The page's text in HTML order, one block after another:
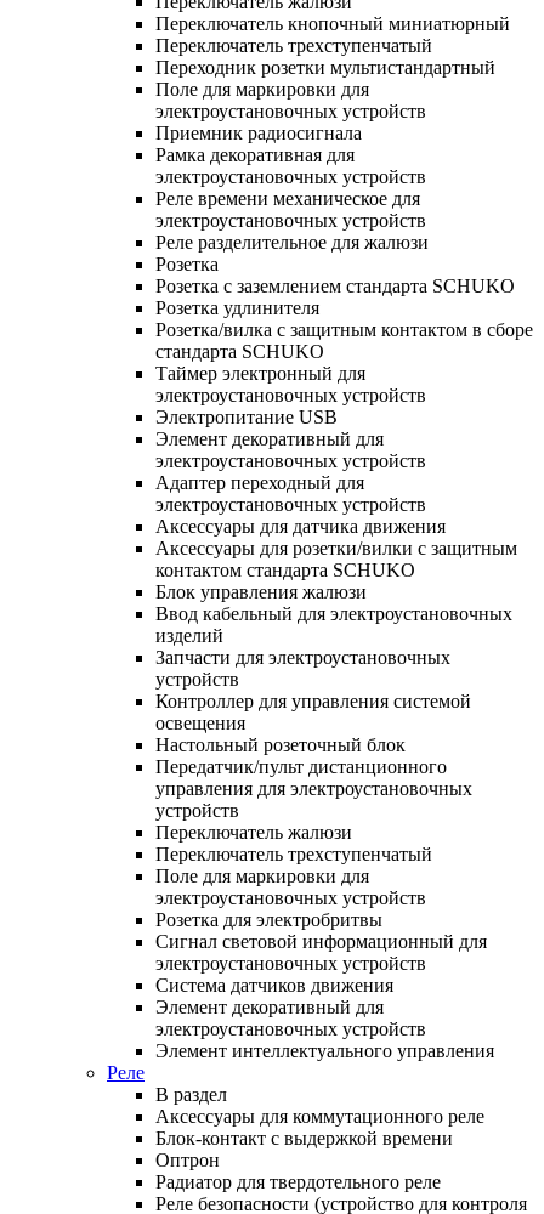
Переключатель кнопочный миниатюрный
Переключатель трехступенчатый
Переходник розетки мультистандартный
Поле для маркировки для
электроустановочных устройств
Приемник радиосигнала
Рамка декоративная для
электроустановочных устройств
Реле времени механическое для
электроустановочных устройств
Реле разделительное для жалюзи
Розетка
Розетка с заземлением стандарта SCHUKO
Розетка удлинителя
Розетка/вилка с защитным контактом в сборе
стандарта SCHUKO
Таймер электронный для
электроустановочных устройств
Электропитание USB
Элемент декоративный для
электроустановочных устройств
Адаптер переходный для
электроустановочных устройств
Аксессуары для датчика движения
Аксессуары для розетки/вилки с защитным
контактом стандарта SCHUKO
Блок управления жалюзи
Ввод кабельный для электроустановочных
изделий
Запчасти для электроустановочных
устройств
Контроллер для управления системой
освещения
Настольный розеточный блок
Передатчик/пульт дистанционного
управления для электроустановочных
устройств
Переключатель жалюзи
Переключатель трехступенчатый
Поле для маркировки для
электроустановочных устройств
Розетка для электробритвы
Сигнал световой информационный для
электроустановочных устройств
Система датчиков движения
Элемент декоративный для
электроустановочных устройств
Элемент интеллектуального управления
Реле
В раздел
Аксессуары для коммутационного реле
Блок-контакт с выдержкой времени
Оптрон
Радиатор для твердотельного реле
Реле безопасности (устройство для контроля